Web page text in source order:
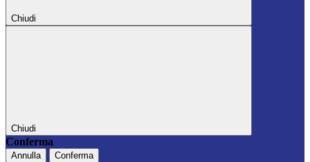
Chiudi
Chiudi
Conferma
Annulla Conferma